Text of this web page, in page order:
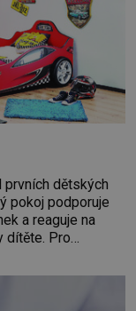
dětských
pokoj podporuje
a reaguje na
dítěte. Pro
a útulně.